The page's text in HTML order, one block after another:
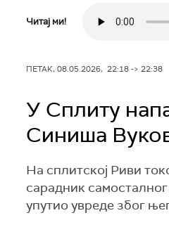
Читај ми!
ПЕТАК, 08.05.2026, 22:18 -> 22:38
У Сплиту
Синиша
На сплитској Риви
сарадник
упутио увреде због